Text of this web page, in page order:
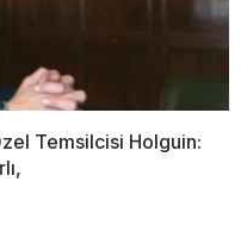
Temsilcisi Holguin: